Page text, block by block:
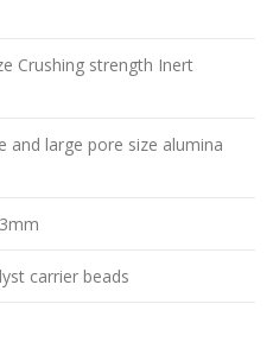
Crushing strength Inert
and large pore size alumina
carrier beads